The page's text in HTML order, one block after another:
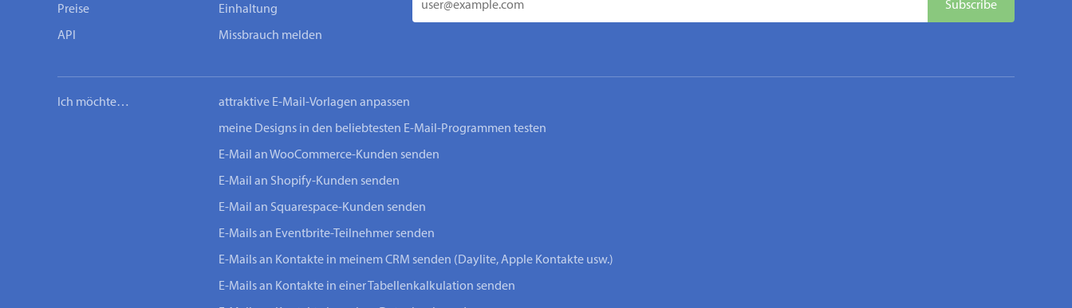
Preise
API
Einhaltung
Missbrauch melden
Ich möchte… attraktive E-Mail-Vorlagen anpassen
meine Designs in den beliebtesten E-Mail-Programmen testen
E-Mail an WooCommerce-Kunden senden
E-Mail an Shopify-Kunden senden
E-Mail an Squarespace-Kunden senden
E-Mails an Eventbrite-Teilnehmer senden
E-Mails an Kontakte in meinem CRM senden (Daylite, Apple Kontakte usw.)
E-Mails an Kontakte in einer Tabellenkalkulation senden